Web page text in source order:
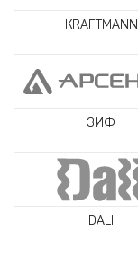
KRAFTMANN
ЗИФ
DALI